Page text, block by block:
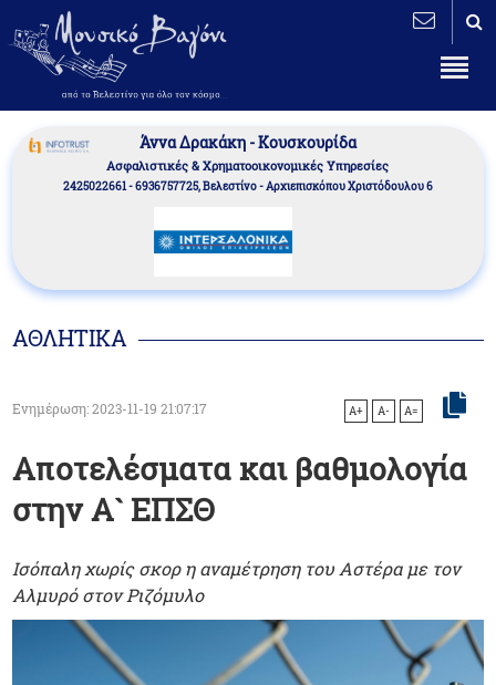
Άννα Δρακάκη - Κουσκουρίδα
Aσφαλιστικές & Χρηματοοικονομικές Υπηρεσίες
2425022661 - 6936757725, Βελεστίνο - Αρχιεπισκόπου Χριστόδουλου 6
ΑΘΛΗΤΙΚΑ
Ενημέρωση: 2023-11-19 21:07:17 A+ A- A=
Αποτελέσματα και βαθμολογία
στην Α` ΕΠΣΘ
Ισόπαλη χωρίς σκορ η αναμέτρηση του Αστέρα με τον
Αλμυρό στον Ριζόμυλο